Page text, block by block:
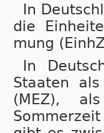
In
die
mung
In
Staaten
(MEZ),